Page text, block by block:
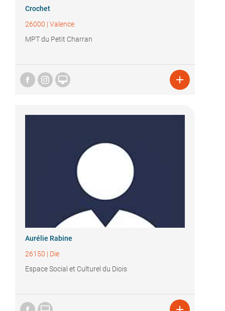
Crochet
26000 | Valence
MPT du Petit Charran
 
Aurélie Rabine
26150 | Die
Espace Social et Culturel du Diois